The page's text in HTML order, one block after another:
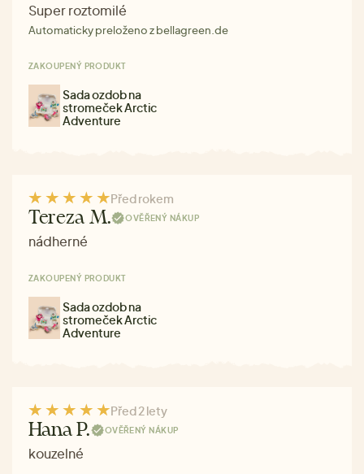
Super roztomilé
Automaticky preloženo z bellagreen.de
ZAKOUPENÝ PRODUKT
Sada ozdob na
stromeček Arctic
Adventure
Před rokem
Tereza M. OVĚŘENÝ NÁKUP
nádherné
ZAKOUPENÝ PRODUKT
Sada ozdob na
stromeček Arctic
Adventure
Před 2 lety
Hana P. OVĚŘENÝ NÁKUP
kouzelné